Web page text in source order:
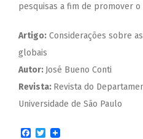
pesquisas a fim de promover o
Artigo: Considerações sobre
globais
Autor: José Bueno Conti
Revista: Revista do
Universidade de São Paulo
Facebook
Twitter